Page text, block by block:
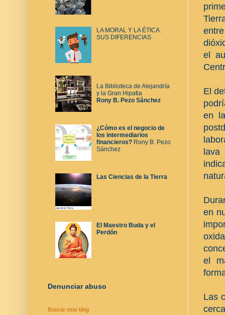
el
El
en
lava
en
el
Las
LA MORAL Y LA ÉTICA.
SUS DIFERENCIAS
La Biblioteca de Alejandría
y la Gran Hipatia
Rony B. Pezo Sánchez
¿Cómo es el negocio de
los intermediarios
financieros?Rony B. Pezo
Sánchez
Las Ciencias de la Tierra
El Maestro Buda y el
Perdón
Denunciar abuso
Buscar este blog